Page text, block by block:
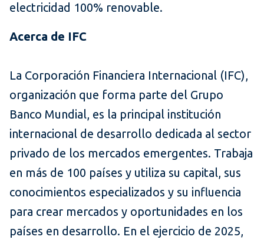
electricidad 100% renovable.
Acerca de IFC
La Corporación Financiera Internacional (IFC),
organización que forma parte del Grupo
Banco Mundial, es la principal institución
internacional de desarrollo dedicada al sector
privado de los mercados emergentes. Trabaja
en más de 100 países y utiliza su capital, sus
conocimientos especializados y su influencia
para crear mercados y oportunidades en los
países en desarrollo. En el ejercicio de 2025,